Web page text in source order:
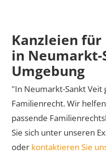
Kanzleien
in Neumarkt-
Umgebung
"In Neumarkt-Sankt Veit
Familienrecht. Wir
passende
Sie sich unter unseren
oder kontaktieren Sie